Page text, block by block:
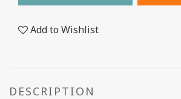
Add to Wishlist
DESCRIPTION